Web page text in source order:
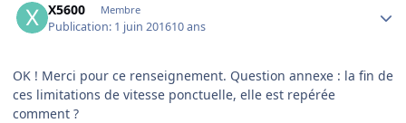
X5600 Membre
Publication: 1 juin 201610 ans
OK ! Merci pour ce renseignement. Question annexe : la fin de
ces limitations de vitesse ponctuelle, elle est repérée
comment ?